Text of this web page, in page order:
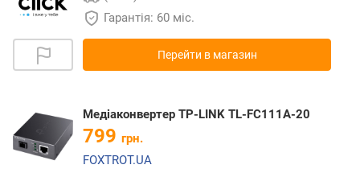
Гарантія: 60 міс.
Перейти в магазин
Медіаконвертер TP-LINK TL-FC111A-20
799 грн.
FOXTROT.UA